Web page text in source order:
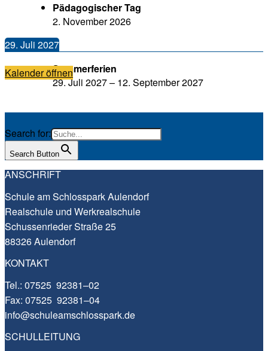
Päd­ago­gi­scher Tag
2. Novem­ber 2026
29. Juli 2027
Som­mer­fe­ri­en
29. Juli 2027– 12. Sep­tem­ber 2027
Kalen­der öffnen
Search for:
Search Button
ANSCHRIFT
Schu­le am Schloss­park Aulendorf
Real­schu­le und Werkrealschule
Schus­sen­rie­der Stra­ße 25
88326 Aulendorf
KONTAKT
Tel.: 07525 92381–02
Fax: 07525 92381–04
info@​schuleamschlosspark.​de
SCHULLEITUNG